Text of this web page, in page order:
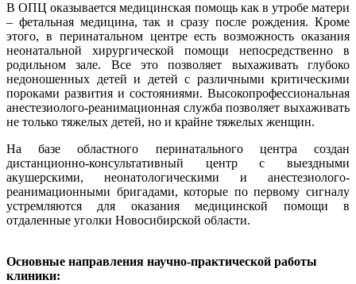
В ОПЦ оказывается медицинская помощь как в утробе матери
– фетальная медицина, так и сразу после рождения. Кроме
этого, в перинатальном центре есть возможность оказания
неонатальной хирургической помощи непосредственно в
родильном зале. Все это позволяет выхаживать глубоко
недоношенных детей и детей с различными критическими
пороками развития и состояниями. Высокопрофессиональная
анестезиолого-реанимационная служба позволяет выхаживать
не только тяжелых детей, но и крайне тяжелых женщин.
На базе областного перинатального центра создан
дистанционно-консультативный центр с выездными
акушерскими, неонатологическими и анестезиолого-
реанимационными бригадами, которые по первому сигналу
устремляются для оказания медицинской помощи в
отдаленные уголки Новосибирской области.
Основные направления научно-практической работы
клиники: